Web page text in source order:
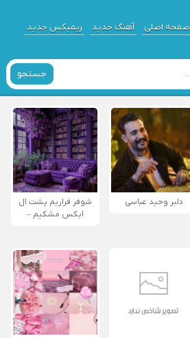
صفحه اصلی آهنگ جدید ریمیکس جدید
جستجو
دلبر وحید عباسی
شوفر فراریم پشت ال
ایکس مشکیم –